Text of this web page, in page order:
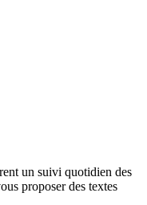
un suivi quotidien des
proposer des textes